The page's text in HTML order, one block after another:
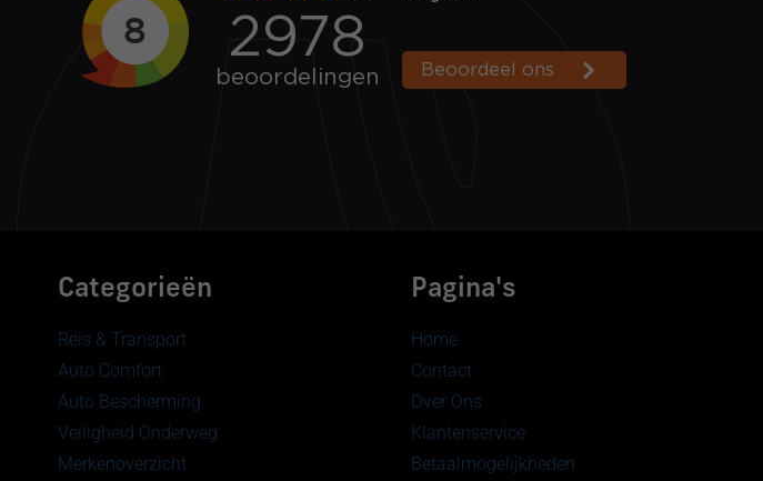
Categorieën
Reis & Transport
Auto Comfort
Auto Bescherming
Veiligheid Onderweg
Merkenoverzicht
Pagina's
Home
Contact
Over Ons
Klantenservice
Betaalmogelijkheden